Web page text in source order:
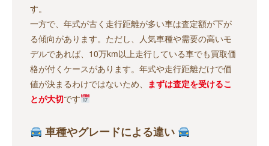
す。
一方で、年式が古く走行距離が多い車は査定額が下が
る傾向があります。ただし、人気車種や需要の高いモ
デルであれば、10万km以上走行している車でも買取価
格が付くケースがあります。年式や走行距離だけで価
値が決まるわけではないため、 まずは査定を受けるこ
とが大切です
車種やグレードによる違い